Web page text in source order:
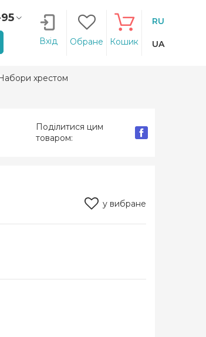
Вхід Обране Кошик
RU
UA
хрестом
Поділитися цим
товаром:
у вибране